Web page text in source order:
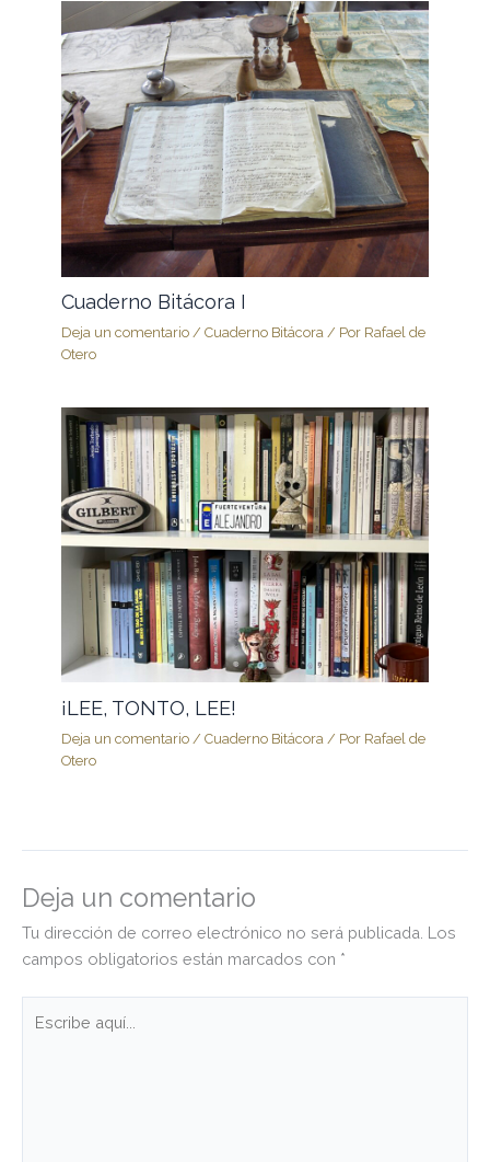
Cuaderno Bitácora I
Deja un comentario /Cuaderno Bitácora / Por Rafael de
Otero
¡LEE, TONTO, LEE!
Deja un comentario /Cuaderno Bitácora / Por Rafael de
Otero
Deja un comentario
Tu dirección de correo electrónico no será publicada. Los
campos obligatorios están marcados con *
aquí...